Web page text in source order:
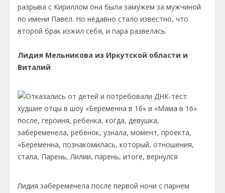
разрыва с Кириллом она была замужем за мужчиной
по имени Павел. Но недавно стало известно, что
второй брак изжил себя, и пара развелась.
Лидия Мельникова из Иркутской области и
Виталий
Лидия забеременела после первой ночи с парнем